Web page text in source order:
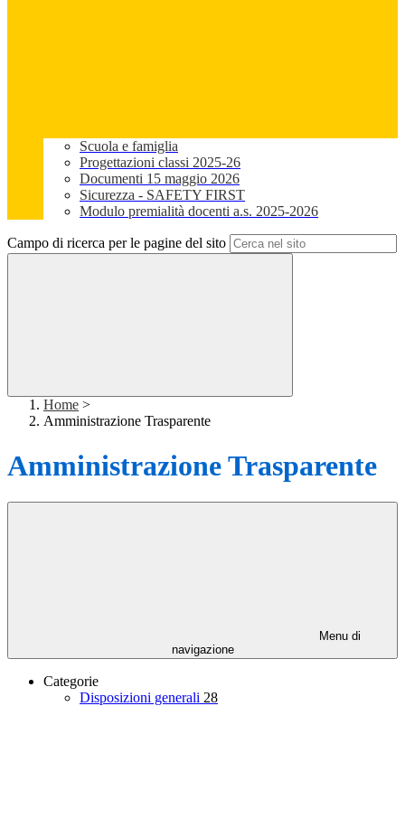
Scuola e famiglia
Progettazioni classi 2025-26
Documenti 15 maggio 2026
Sicurezza - SAFETY FIRST
Modulo premialità docenti a.s. 2025-2026
Campo di ricerca per le pagine del sito
Home >
Amministrazione Trasparente
Amministrazione Trasparente
Menu di
navigazione
Categorie
Disposizioni generali 28